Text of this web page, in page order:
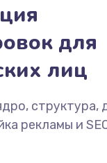
для
лиц
структура,
рекламы и